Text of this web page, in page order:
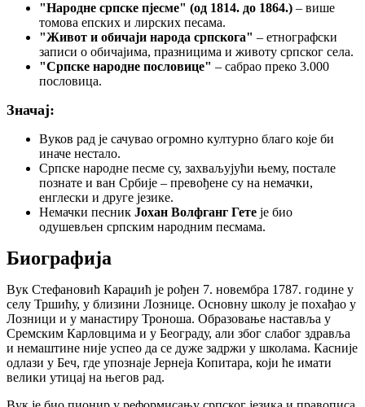
"Народне српске пјесме" (од 1814. до 1864.) – више
томова епских и лирских песама.
"Живот и обичаји народа српскога" – етнографски
записи о обичајима, празницима и животу српског села.
"Српске народне пословице" – сабрао преко 3.000
пословица.
Значај:
Вуков рад је сачувао огромно културно благо које би
иначе нестало.
Српске народне песме су, захваљујући њему, постале
познате и ван Србије – превођене су на немачки,
енглески и друге језике.
Немачки песник Јохан Волфганг Гете је био
одушевљен српским народним песмама.
Биографија
Вук Стефановић Караџић је рођен 7. новембра 1787. године у
селу Тршићу, у близини Лознице. Основну школу је похађао у
Лозници и у манастиру Троноша. Образовање наставља у
Сремским Карловцима и у Београду, али због слабог здравља
и немаштине није успео да се дуже задржи у школама. Касније
одлази у Беч, где упознаје Јернеја Копитара, који ће имати
велики утицај на његов рад.